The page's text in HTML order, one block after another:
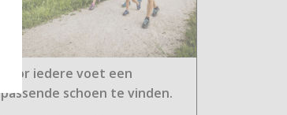
Voor iedere voet een
passende schoen te vinden.